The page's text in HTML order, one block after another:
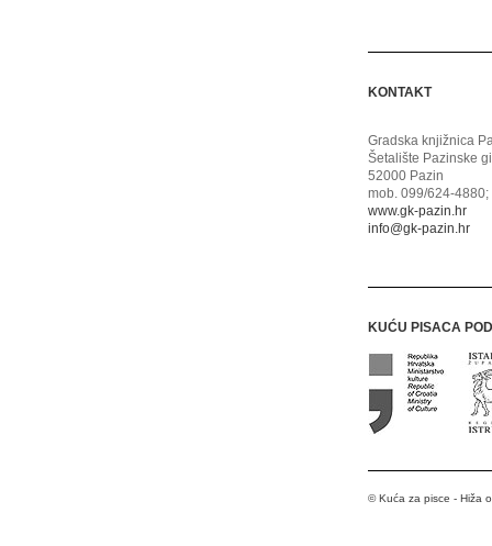
KONTAKT
Gradska knjižnica
Šetalište Pazinske
52000 Pazin
mob. 099/624-
www.gk-pazin.hr
info@gk-pazin.hr
KUĆU PISACA
© Kuća za pisce - Hiža